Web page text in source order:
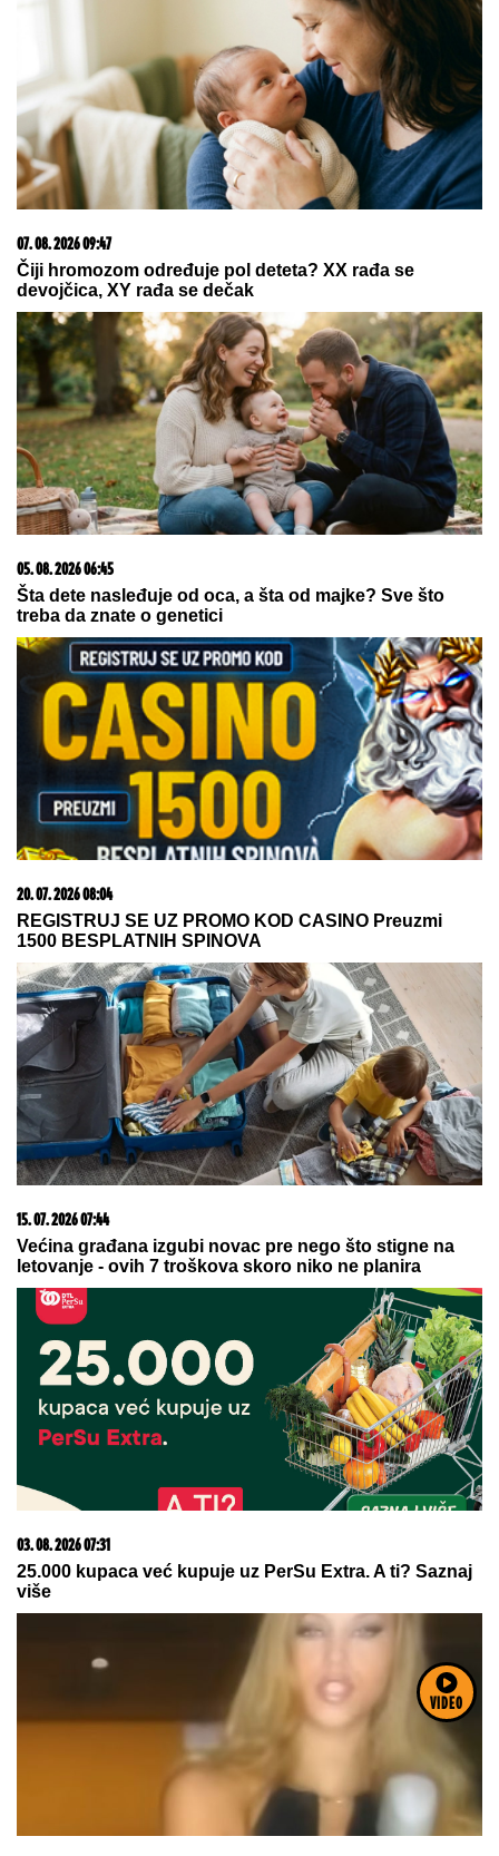
VIDEO
Komfor po meri klijenata: nova linija paketa ALTA
05. 08. 2026 14:12
Koliko visoku temperaturu ljudsko telo može da izdrži?
06. 08. 2026 09:39
Marija (3) se igrala u dvorištu i samo je nestala: Posle
42 godine otac je pronašao, zanemeo je kada je saznao
gde je bila
07. 08. 2026 09:47
Čiji hromozom određuje pol deteta? XX rađa se
devojčica, XY rađa se dečak
05. 08. 2026 06:45
Šta dete nasleđuje od oca, a šta od majke? Sve što
treba da znate o genetici
REGISTRUJ SE UZ PROMO KOD CASINO Preuzmi
1500 BESPLATNIH SPINOVA